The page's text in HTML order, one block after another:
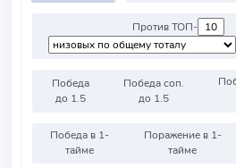
Против ТОП-
Победа
до 1.5
Победа соп.
до 1.5
Победа в 1-
тайме
Поражение в 1-
тайме